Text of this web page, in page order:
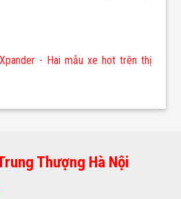
- Hai mẫu xe hot trên thị
Thượng Hà Nội